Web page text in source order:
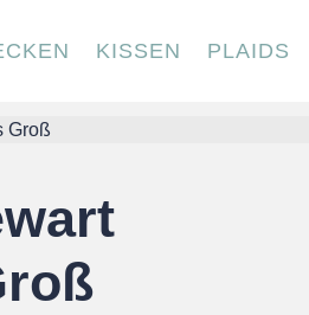
KISSEN PLAIDS
Groß